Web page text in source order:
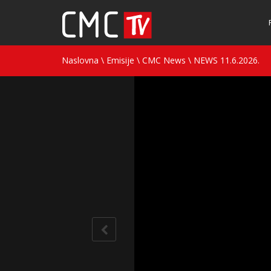
Naslovna \ Emisije \ CMC News \ NEWS 11.6.2026.